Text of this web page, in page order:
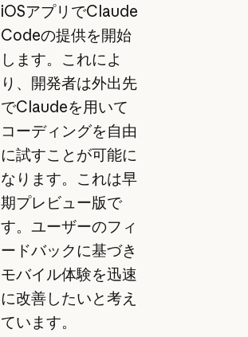
iOSアプリでClaude
Codeの提供を開始
します。これによ
り、開発者は外出先
でClaudeを用いて
コーディングを自由
に試すことが可能に
なります。これは早
期プレビュー版で
す。ユーザーのフィ
ードバックに基づき
モバイル体験を迅速
に改善したいと考え
ています。